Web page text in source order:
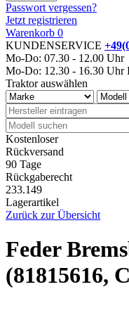
Passwort vergessen?
Jetzt registrieren
Warenkorb 0
KUNDENSERVICE
Mo-Do: 07.30 - 12.00 Uhr
Mo-Do: 12.30 - 16.30 Uhr
Traktor auswählen
Kostenloser
Rückversand
90 Tage
Rückgaberecht
233.149
Lagerartikel
Zurück zur Übersicht
Feder
(81815616,